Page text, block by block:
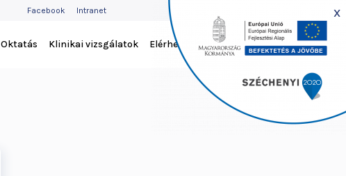
x
MENÜ
Facebook Intranet
Oktatás Klinikai vizsgálatok Elérhetőség